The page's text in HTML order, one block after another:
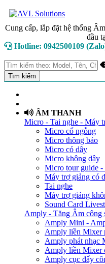
Cung cấp, lắp đặt hệ thống
đầu
Hotline: 0942500109
ÂM THANH
Micro - Tai nghe - Máy
Micro cổ ngỗng
Micro thông báo
Micro có dây
Micro không dây
Micro tour guide -
Máy trợ giảng có
Tai nghe
Máy trợ giảng
Sound Card
Amply - Tăng Âm công
Amply Mini -
Amply liền Mixer
Amply phát nhạc
Amply liền Mixer
Amply cục đẩy